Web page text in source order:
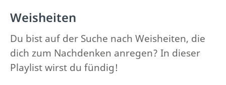
Weisheiten
Du bist auf der Suche nach Weisheiten, die
dich zum Nachdenken anregen? In dieser
Playlist wirst du fündig!